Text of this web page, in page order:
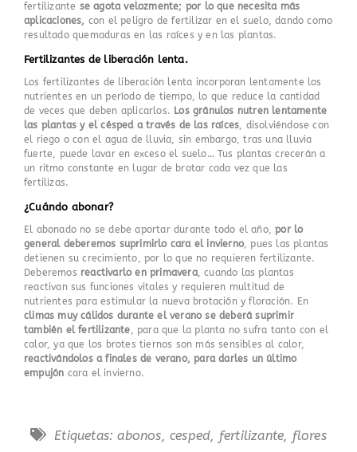
fertilizante se agota velozmente; por lo que necesita más
aplicaciones, con el peligro de fertilizar en el suelo, dando como
resultado quemaduras en las raíces y en las plantas.
Fertilizantes de liberación lenta.
Los fertilizantes de liberación lenta incorporan lentamente los
nutrientes en un período de tiempo, lo que reduce la cantidad
de veces que deben aplicarlos. Los gránulos nutren lentamente
las plantas y el césped a través de las raíces, disolviéndose con
el riego o con el agua de lluvia, sin embargo, tras una lluvia
fuerte, puede lavar en exceso el suelo… Tus plantas crecerán a
un ritmo constante en lugar de brotar cada vez que las
fertilizas.
¿Cuándo abonar?
El abonado no se debe aportar durante todo el año,por lo
general deberemos suprimirlo cara el invierno, pues las plantas
detienen su crecimiento, por lo que no requieren fertilizante.
Deberemos reactivarlo en primavera, cuando las plantas
reactivan sus funciones vitales y requieren multitud de
nutrientes para estimular la nueva brotación y floración. En
climas muy cálidos durante el verano se deberá suprimir
también el fertilizante, para que la planta no sufra tanto con el
calor, ya que los brotes tiernos son más sensibles al calor,
reactivándolos a finales de verano, para darles un último
empujón cara el invierno.
Etiquetas:abonos,cesped, fertilizante, flores